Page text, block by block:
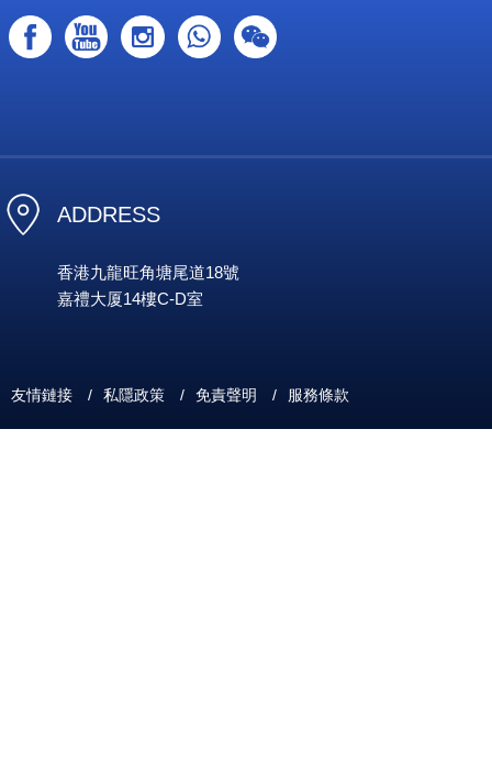
ADDRESS
香港九龍旺角塘尾道18號
嘉禮大厦14樓C-D室
友情鏈接 / 私隱政策 / 免責聲明 / 服務條款